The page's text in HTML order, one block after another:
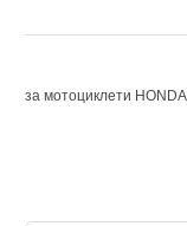
за мотоциклети HONDA